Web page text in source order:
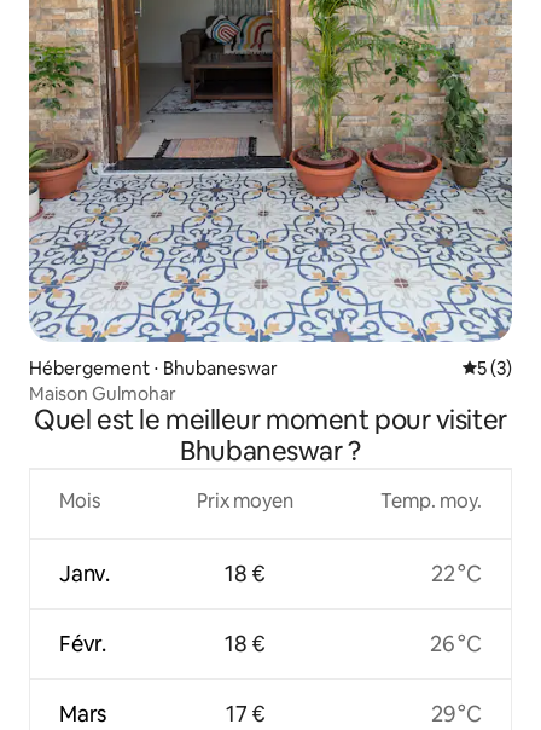
Hébergement ⋅ Bhubaneswar
5 (3)
Maison Gulmohar
Quel est le meilleur moment pour visiter
Bhubaneswar ?
Mois
Janv.
Févr.
Mars
Prix moyen
18 €
18 €
17 €
Temp. moy.
22 °C
26 °C
29 °C